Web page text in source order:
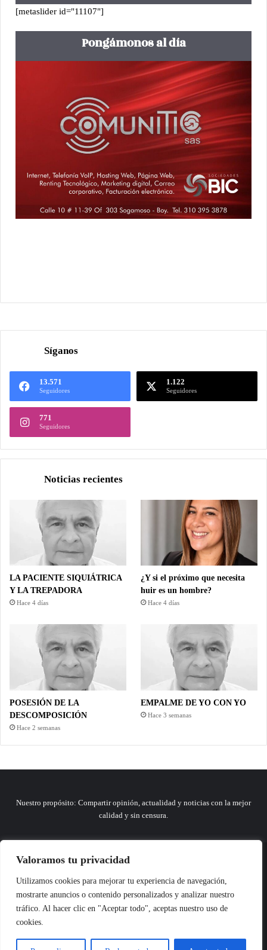
Valoramos tu privacidad
Utilizamos cookies para mejorar tu experiencia de navegación,
mostrarte anuncios o contenido personalizados y analizar nuestro
tráfico. Al hacer clic en "Aceptar todo", aceptas nuestro uso de
cookies.
[metaslider id="11107"]
Pongámonos al día
Síganos
13.571
Seguidores
1.122
Seguidores
771
Seguidores
Noticias recientes
LA PACIENTE SIQUIÁTRICA
Y LA TREPADORA
Hace 4 días
¿Y si el próximo que necesita
huir es un hombre?
Hace 4 días
POSESIÓN DE LA
DESCOMPOSICIÓN
Hace 2 semanas
EMPALME DE YO CON YO
Hace 3 semanas
Nuestro propósito: Compartir opinión, actualidad y noticias con la mejor
calidad y sin censura.
© Copyright 2026, Todos los derechos reservados |
Nit 901228106
Variedades Turismo